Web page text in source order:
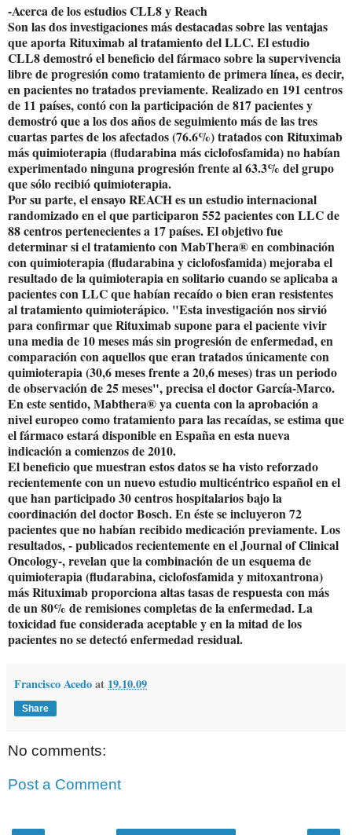
-Acerca de los estudios CLL8 y Reach
Son las dos investigaciones más destacadas sobre las ventajas
que aporta Rituximab al tratamiento del LLC. El estudio
CLL8 demostró el beneficio del fármaco sobre la supervivencia
libre de progresión como tratamiento de primera línea, es decir,
en pacientes no tratados previamente. Realizado en 191 centros
de 11 países, contó con la participación de 817 pacientes y
demostró que a los dos años de seguimiento más de las tres
cuartas partes de los afectados (76.6%) tratados con Rituximab
más quimioterapia (fludarabina más ciclofosfamida) no habían
experimentado ninguna progresión frente al 63.3% del grupo
que sólo recibió quimioterapia.
Por su parte, el ensayo REACH es un estudio internacional
randomizado en el que participaron 552 pacientes con LLC de
88 centros pertenecientes a 17 países. El objetivo fue
determinar si el tratamiento con MabThera® en combinación
con quimioterapia (fludarabina y ciclofosfamida) mejoraba el
resultado de la quimioterapia en solitario cuando se aplicaba a
pacientes con LLC que habían recaído o bien eran resistentes
al tratamiento quimioterápico. "Esta investigación nos sirvió
para confirmar que Rituximab supone para el paciente vivir
una media de 10 meses más sin progresión de enfermedad, en
comparación con aquellos que eran tratados únicamente con
quimioterapia (30,6 meses frente a 20,6 meses) tras un periodo
de observación de 25 meses", precisa el doctor García-Marco.
En este sentido, Mabthera® ya cuenta con la aprobación a
nivel europeo como tratamiento para las recaídas, se estima que
el fármaco estará disponible en España en esta nueva
indicación a comienzos de 2010.
El beneficio que muestran estos datos se ha visto reforzado
recientemente con un nuevo estudio multicéntrico español en el
que han participado 30 centros hospitalarios bajo la
coordinación del doctor Bosch. En éste se incluyeron 72
pacientes que no habían recibido medicación previamente. Los
resultados, - publicados recientemente en el Journal of Clinical
Oncology-, revelan que la combinación de un esquema de
quimioterapia (fludarabina, ciclofosfamida y mitoxantrona)
más Rituximab proporciona altas tasas de respuesta con más
de un 80% de remisiones completas de la enfermedad. La
toxicidad fue considerada aceptable y en la mitad de los
pacientes no se detectó enfermedad residual.
Francisco Acedoat 19.10.09
Share
No comments:
Post a Comment